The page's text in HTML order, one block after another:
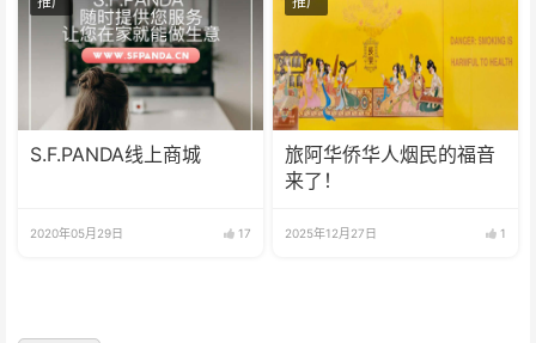
S.F.PANDA线上商城
2020年05月29日 17
旅阿华侨华人烟民的福音
来了！
2025年12月27日 1